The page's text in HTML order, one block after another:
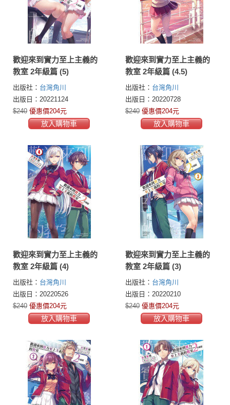
歡迎來到實力至上主義的
教室 2年級篇 (5)
出版社： 台灣角川
出版日：20221124
$240 優惠價204元
放入購物車
歡迎來到實力至上主義的
教室 2年級篇 (4.5)
出版社： 台灣角川
出版日：20220728
$240 優惠價204元
放入購物車
歡迎來到實力至上主義的
教室 2年級篇 (4)
出版社： 台灣角川
出版日：20220526
$240 優惠價204元
放入購物車
歡迎來到實力至上主義的
教室 2年級篇 (3)
出版社： 台灣角川
出版日：20220210
$240 優惠價204元
放入購物車